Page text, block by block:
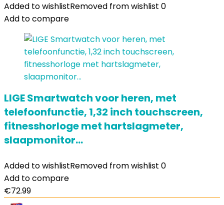
Added to wishlistRemoved from wishlist 0
Add to compare
LIGE Smartwatch voor heren, met
telefoonfunctie, 1,32 inch touchscreen,
fitnesshorloge met hartslagmeter,
slaapmonitor…
Added to wishlistRemoved from wishlist 0
Add to compare
€72.99